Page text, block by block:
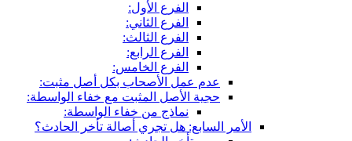
الفرع الأول:
الفرع الثاني:
الفرع الثالث:
الفرع الرابع:
الفرع الخامس:
عدم عمل الأصحاب بكل أصل مثبت:
حجية الأصل المثبت مع خفاء الواسطة:
نماذج من خفاء الواسطة:
الأمر السابع: هل تجري أصالة تأخر الحادث؟